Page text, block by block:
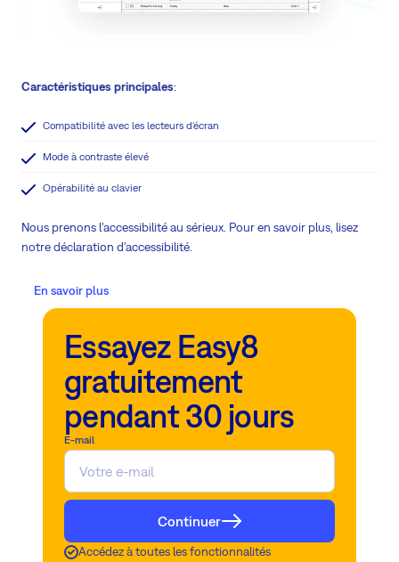
Caractéristiques principales:
Compatibilité avec les lecteurs d'écran
Mode à contraste élevé
Opérabilité au clavier
Nous prenons l'accessibilité au sérieux. Pour en savoir plus, lisez
notre déclaration d'accessibilité.
En savoir plus
Essayez Easy8
gratuitement
pendant 30 jours
E-mail
Continuer
Accédez à toutes les fonctionnalités